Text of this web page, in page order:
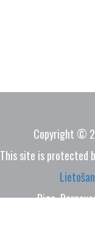
Copyright ©
This site is protected
Riga,